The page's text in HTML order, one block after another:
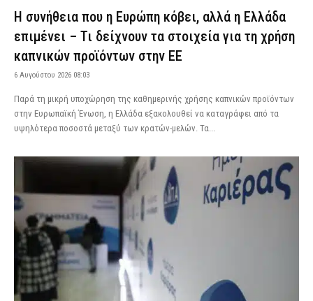
Η συνήθεια που η Ευρώπη κόβει, αλλά η Ελλάδα
επιμένει – Τι δείχνουν τα στοιχεία για τη χρήση
καπνικών προϊόντων στην ΕΕ
6 Αυγούστου 2026 08:03
Παρά τη μικρή υποχώρηση της καθημερινής χρήσης καπνικών προϊόντων
στην Ευρωπαϊκή Ένωση, η Ελλάδα εξακολουθεί να καταγράφει από τα
υψηλότερα ποσοστά μεταξύ των κρατών-μελών. Τα...